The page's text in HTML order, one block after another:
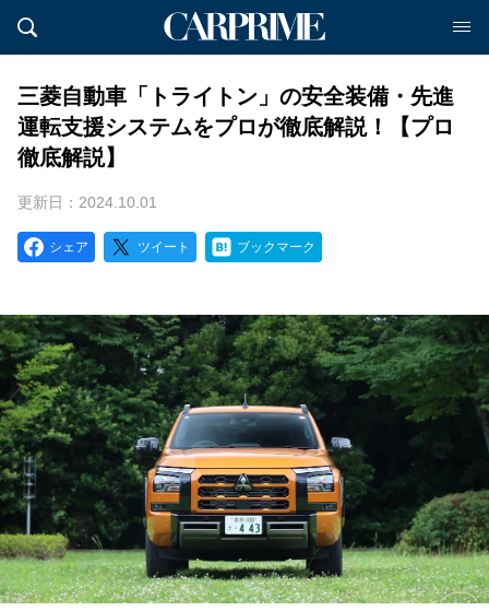
三菱自動車「トライトン」の安全装備・先進
運転支援システムをプロが徹底解説！【プロ
徹底解説】
更新日：2024.10.01
シェア ツイート ブックマーク